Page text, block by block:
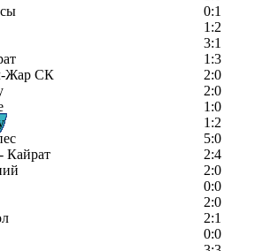
0:1
1:2
3:1
1:3
Жар СК
2:0
2:0
1:0
1:2
5:0
2:4
2:0
0:0
2:0
2:1
0:0
сайт